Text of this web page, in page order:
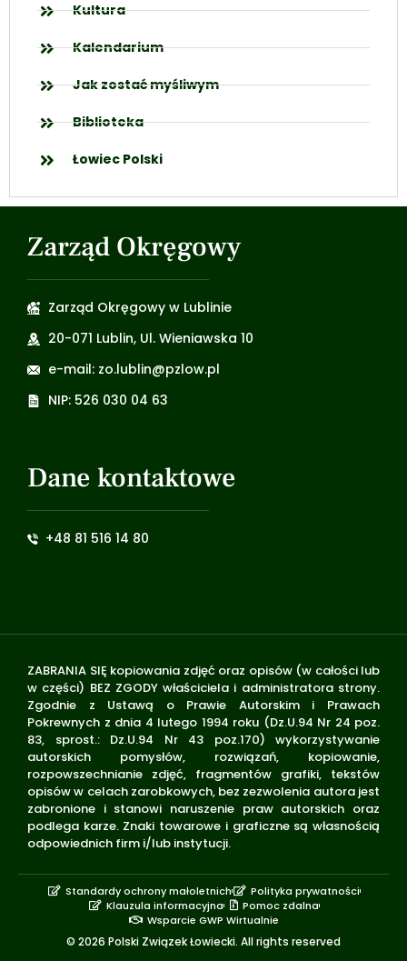
Kultura
Kalendarium
Jak zostać myśliwym
Biblioteka
Łowiec Polski
Zarząd Okręgowy
Zarząd Okręgowy w Lublinie
20-071 Lublin, Ul. Wieniawska 10
e-mail: zo.lublin@pzlow.pl
NIP: 526 030 04 63
Dane kontaktowe
+48 81 516 14 80
ZABRANIA SIĘ kopiowania zdjęć oraz opisów (w całości lub
w części) BEZ ZGODY właściciela i administratora strony.
Zgodnie z Ustawą o Prawie Autorskim i Prawach
Pokrewnych z dnia 4 lutego 1994 roku (Dz.U.94 Nr 24 poz.
83, sprost.: Dz.U.94 Nr 43 poz.170) wykorzystywanie
autorskich pomysłów, rozwiązań, kopiowanie,
rozpowszechnianie zdjęć, fragmentów grafiki, tekstów
opisów w celach zarobkowych, bez zezwolenia autora jest
zabronione i stanowi naruszenie praw autorskich oraz
podlega karze. Znaki towarowe i graficzne są własnością
odpowiednich firm i/lub instytucji.
© 2026 Polski Związek Łowiecki. All rights reserved
Standardy ochrony małoletnich
Polityka prywatności
Klauzula informacyjna
Pomoc zdalna
Wsparcie GWP Wirtualnie